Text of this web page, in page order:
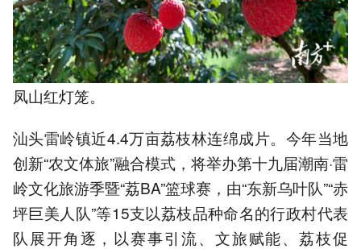
凤山红灯笼。
汕头雷岭镇近4.4万亩荔枝林连绵成片。今年当地
创新“农文体旅”融合模式，将举办第十九届潮南·雷
岭文化旅游季暨“荔BA”篮球赛，由“东新乌叶队”“赤
坪巨美人队”等15支以荔枝品种命名的行政村代表
队展开角逐，以赛事引流、文旅赋能、荔枝促